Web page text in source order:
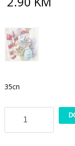
35cn
candy